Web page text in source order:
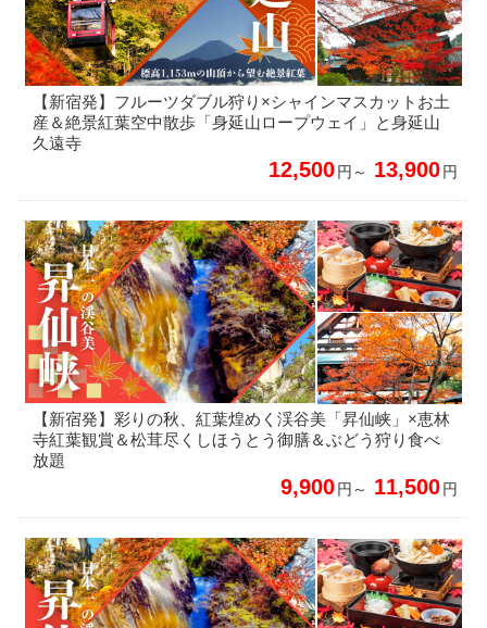
【新宿発】フルーツダブル狩り×シャインマスカットお土
産＆絶景紅葉空中散歩「身延山ロープウェイ」と身延山
久遠寺
12,500円～ 13,900円
【新宿発】彩りの秋、紅葉煌めく渓谷美「昇仙峡」×恵林
寺紅葉観賞＆松茸尽くしほうとう御膳＆ぶどう狩り食べ
放題
9,900円～ 11,500円